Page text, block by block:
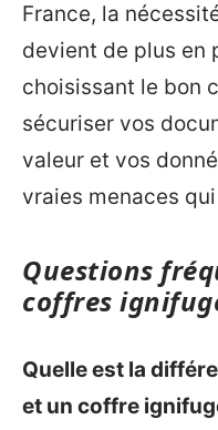
France, la
devient de plus en
choisissant le bon
sécuriser vos
valeur et vos
vraies menaces
Questions
coffres
Quelle est la
et un coffre